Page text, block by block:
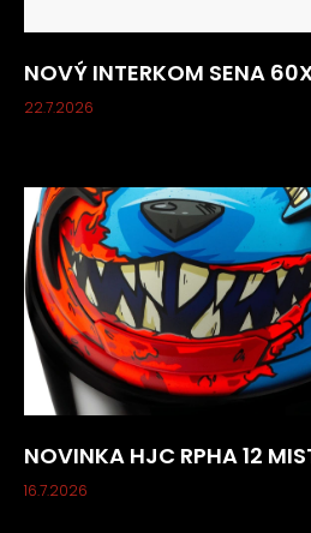
NOVÝ INTERKOM SENA
22.7.2026
NOVINKA HJC RPHA 12
16.7.2026